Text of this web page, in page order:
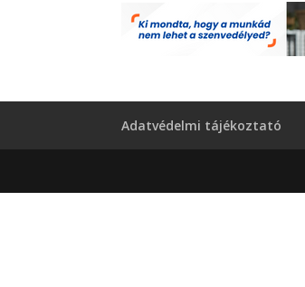
Adatvédelmi tájékoztató